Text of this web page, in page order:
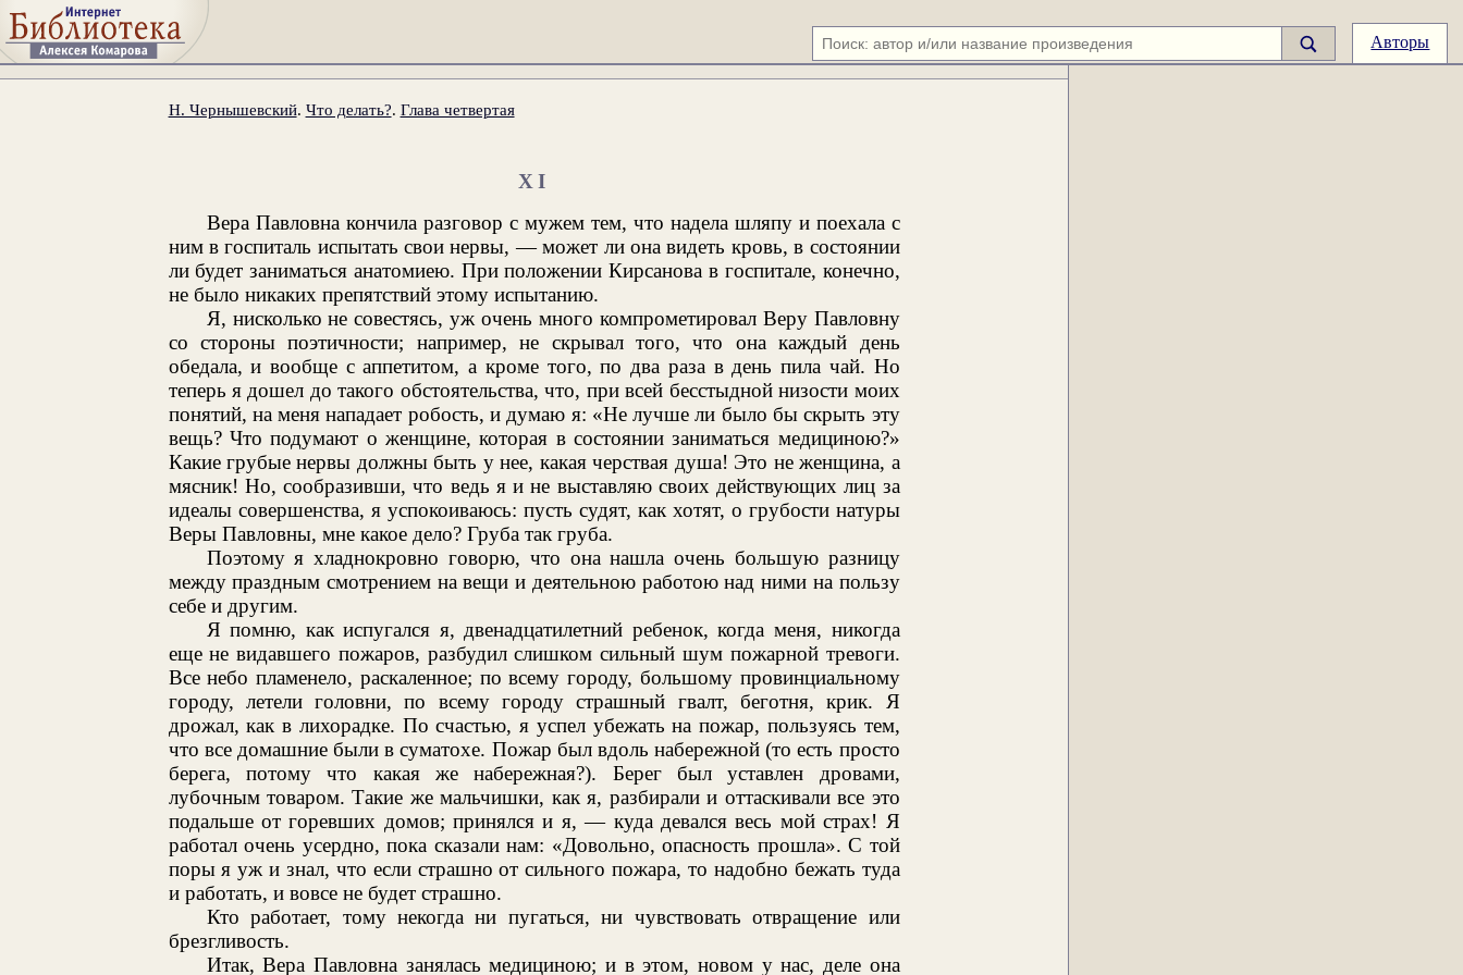
Авторы
Н. Чернышевский. Что делать?. Глава четвертая
XI
Вера Павловна кончила разговор с мужем тем, что надела шляпу и поехала с
ним в госпиталь испытать свои нервы, — может ли она видеть кровь, в состоянии
ли будет заниматься анатомиею. При положении Кирсанова в госпитале, конечно,
не было никаких препятствий этому испытанию.
Я, нисколько не совестясь, уж очень много компрометировал Веру Павловну
со стороны поэтичности; например, не скрывал того, что она каждый день
обедала, и вообще с аппетитом, а кроме того, по два раза в день пила чай. Но
теперь я дошел до такого обстоятельства, что, при всей бесстыдной низости моих
понятий, на меня нападает робость, и думаю я: «Не лучше ли было бы скрыть эту
вещь? Что подумают о женщине, которая в состоянии заниматься медициною?»
Какие грубые нервы должны быть у нее, какая черствая душа! Это не женщина, а
мясник! Но, сообразивши, что ведь я и не выставляю своих действующих лиц за
идеалы совершенства, я успокоиваюсь: пусть судят, как хотят, о грубости натуры
Веры Павловны, мне какое дело? Груба так груба.
Поэтому я хладнокровно говорю, что она нашла очень большую разницу
между праздным смотрением на вещи и деятельною работою над ними на пользу
себе и другим.
Я помню, как испугался я, двенадцатилетний ребенок, когда меня, никогда
еще не видавшего пожаров, разбудил слишком сильный шум пожарной тревоги.
Все небо пламенело, раскаленное; по всему городу, большому провинциальному
городу, летели головни, по всему городу страшный гвалт, беготня, крик. Я
дрожал, как в лихорадке. По счастью, я успел убежать на пожар, пользуясь тем,
что все домашние были в суматохе. Пожар был вдоль набережной (то есть просто
берега, потому что какая же набережная?). Берег был уставлен дровами,
лубочным товаром. Такие же мальчишки, как я, разбирали и оттаскивали все это
подальше от горевших домов; принялся и я, — куда девался весь мой страх! Я
работал очень усердно, пока сказали нам: «Довольно, опасность прошла». С той
поры я уж и знал, что если страшно от сильного пожара, то надобно бежать туда
и работать, и вовсе не будет страшно.
Кто работает, тому некогда ни пугаться, ни чувствовать отвращение или
брезгливость.
Итак, Вера Павловна занялась медициною; и в этом, новом у нас, деле она